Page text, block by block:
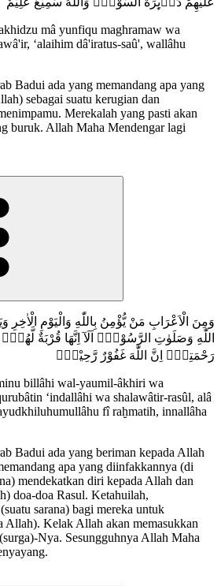
mâ yunfiqu maghramaw wa
‘alaihim dâ'iratus-saû', wallâhu
Badui ada yang memandang apa yang
sebagai suatu kerugian dan
Merekalah yang pasti akan
buruk. Allah Maha Mendengar lagi
وَمِنَ الْاَعْرَابِ مَنْ يُّؤْمِنُ بِاللّٰهِ وَالْيَوْمِ الْاٰخِرِ
اللّٰهِ وَصَلَوٰتِ الرَّسُوْلِۗ اَلَآ اِنَّهَا قُرْبَةٌ لَّهُمْۗ
رَحْمَتِهٖۗ اِنَّ اللّٰهَ غَفُوْرٌ رَّحِيْمٌࣖ
billâhi wal-yaumil-âkhiri wa
‘indallâhi wa shalawâtir-rasûl, alâ
fî raḫmatih, innallâha
Badui ada yang beriman kepada Allah
apa yang diinfakkannya (di
mendekatkan diri kepada Allah dan
doa-doa Rasul. Ketahuilah,
sarana) bagi mereka untuk
Allah). Kelak Allah akan memasukkan
Nya. Sesungguhnya Allah Maha